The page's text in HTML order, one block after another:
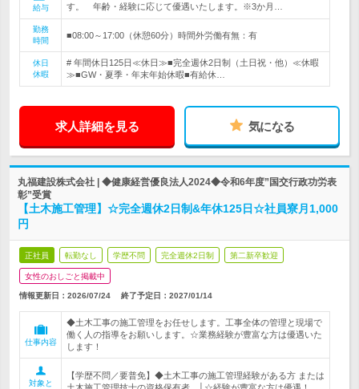
給与
す。 年齢・経験に応じて優遇いたします。※3か月…
勤務
時間
■08:00～17:00（休憩60分）時間外労働有無：有
休日
休暇
# 年間休日125日≪休日≫■完全週休2日制（土日祝・他）≪休暇
≫■GW・夏季・年末年始休暇■有給休…
求人詳細を見る 気になる
丸福建設株式会社 | ◆健康経営優良法人2024◆令和6年度”国交行政功労表
彰”受賞
【土木施工管理】☆完全週休2日制&年休125日☆社員寮月1,000
円
正社員 転勤なし 学歴不問 完全週休2日制 第二新卒歓迎
女性のおしごと掲載中
情報更新日：2026/07/24 終了予定日： 2027/01/14
仕事内容
◆土木工事の施工管理をお任せします。工事全体の管理と現場で
働く人の指導をお願いします。☆業務経験が豊富な方は優遇いた
します！
対象と
【学歴不問／要普免】◆土木工事の施工管理経験がある方 または